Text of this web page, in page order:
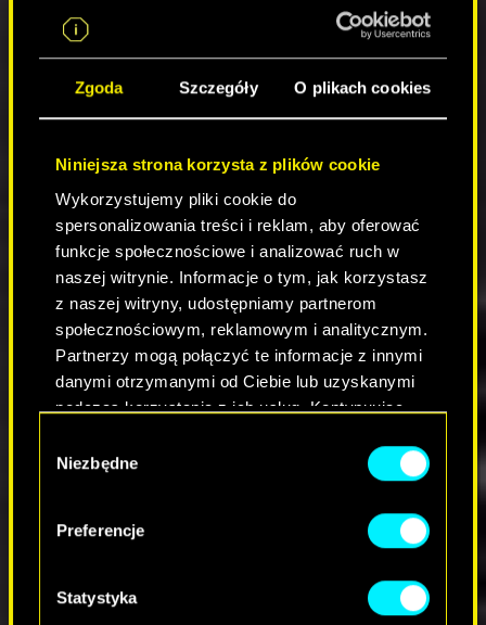
Zgoda Szczegóły O plikach cookies
Niniejsza strona korzysta z plików cookie
Wykorzystujemy pliki cookie do
spersonalizowania treści i reklam, aby oferować
funkcje społecznościowe i analizować ruch w
naszej witrynie. Informacje o tym, jak korzystasz
z naszej witryny, udostępniamy partnerom
społecznościowym, reklamowym i analitycznym.
Partnerzy mogą połączyć te informacje z innymi
danymi otrzymanymi od Ciebie lub uzyskanymi
podczas korzystania z ich usług. Kontynuując
używanie plików cookie.
zgody
Niezbędne
Preferencje
Statystyka
Przełącznik umożliwiający wyłączenie efektów
haptycznych podczas interakcji z interfejsem.
Funkcje nadchodzące w aktualizacji 2.1
czcionek w interfejsie. Ta zmiana wpłynie przede
wszystkim na:
Większość opisów
Większość ustawień na ekranie
Podpowiedzi na ekranie ładowania
Niektóre elementy w menu wczytywania i
zapisu
Podpowiedzi klawiszowe w prawym dolnym
rogu ekranu
Menu interfejsu – w tym dostępne punkty
umiejętności/atrybutów nad numerami
Pozycje baz danych
Poprawki w panelu wytwarzania/ulepszania
Statystyki